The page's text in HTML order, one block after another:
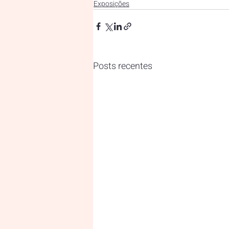
Exposições
Posts recentes